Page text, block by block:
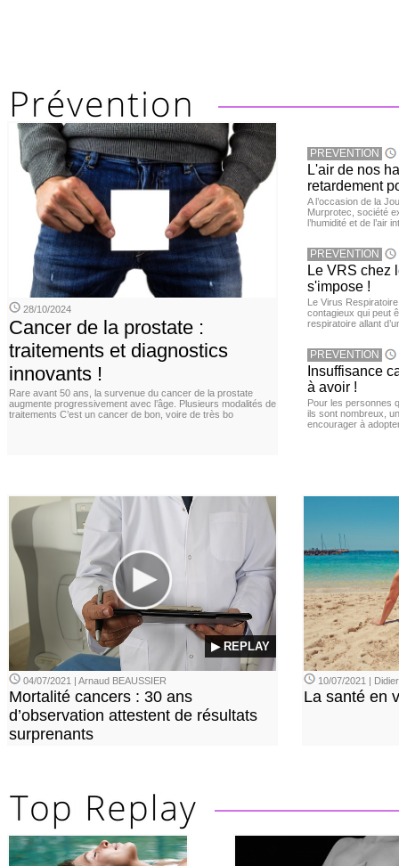
28/10/2024
Cancer de la prostate :
traitements et diagnostics
innovants !
Rare avant 50 ans, la survenue du cancer de la prostate
augmente progressivement avec l’âge. Plusieurs modalités de
traitements C’est un cancer de bon, voire de très bo
PREVENTION
L'air de nos
retardement
A l’occasion de la
Murprotec, société
l’humidité et de l’air
PREVENTION
Le VRS chez
s'impose !
Le Virus
contagieux qui peut
respiratoire allant
PREVENTION
Insuffisance
à avoir !
Pour les personnes
ils sont nombreux,
encourager à
▶ REPLAY
04/07/2021 | Arnaud BEAUSSIER
Mortalité cancers : 30 ans
d’observation attestent de résultats
surprenants
10/07/2021 |
La santé en